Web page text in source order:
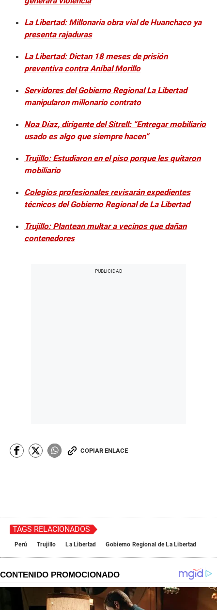
La Libertad: Millonaria obra vial de Huanchaco ya
presenta rajaduras
La Libertad: Dictan 18 meses de prisión
preventiva contra Aníbal Morillo
Servidores del Gobierno Regional La Libertad
manipularon millonario contrato
Noa Díaz, dirigente del Sitrell: “Entregar mobiliario
usado es algo que siempre hacen”
Trujillo: Estudiaron en el piso porque les quitaron
mobiliario
Colegios profesionales revisarán expedientes
técnicos del Gobierno Regional de La Libertad
Trujillo: Plantean multar a vecinos que dañan
contenedores
COPIAR ENLACE
TAGS RELACIONADOS
Perú Trujillo La Libertad Gobierno Regional de La Libertad